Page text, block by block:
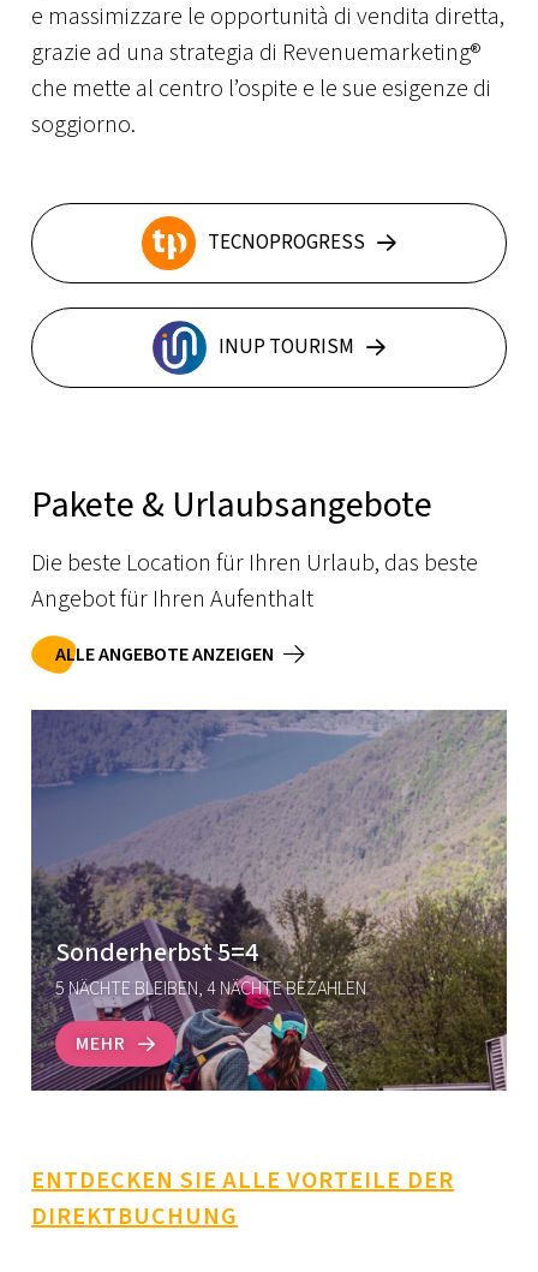
e massimizzare le opportunità di vendita diretta,
grazie ad una strategia di Revenuemarketing®
che mette al centro l’ospite e le sue esigenze di
soggiorno.
TECNOPROGRESS
INUP TOURISM
Pakete & Urlaubsangebote
Die beste Location für Ihren Urlaub, das beste
Angebot für Ihren Aufenthalt
ALLE ANGEBOTE ANZEIGEN
Sonderherbst 5=4
5 NÄCHTE BLEIBEN, 4 NÄCHTE BEZAHLEN
MEHR
ENTDECKEN SIE ALLE VORTEILE DER
DIREKTBUCHUNG